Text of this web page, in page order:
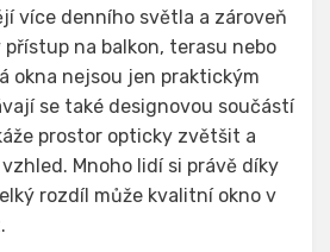
více denního světla a zároveň
na balkon, terasu nebo
okna nejsou jen praktickým
se také designovou součástí
prostor opticky zvětšit a
Mnoho lidí si právě díky
rozdíl může kvalitní okno v